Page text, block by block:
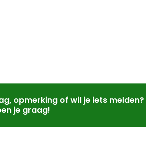
opmerking of wil je iets
je graag!